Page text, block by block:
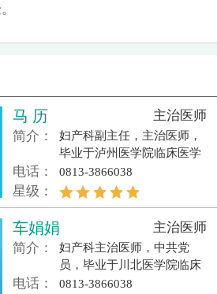
马 历
主治医师
简介：
妇产科副主任，主治医师，
毕业于泸州医学院临床医学
专业，本科，从事妇产科工
作10余年，曾在自贡市第四
人民医院妇产科、自贡市中
医院进修学习，多次参加省
级、市级的学术交流活动，
擅长腹腔镜子宫肌瘤剥除、
卵巢、输卵管良性病变的相
电话： 0813-3866038
星级：
车娟娟
主治医师
简介：
妇产科主治医师，中共党
员，毕业于川北医学院临床
医学专业，本科，从事妇产
电话： 0813-3866038